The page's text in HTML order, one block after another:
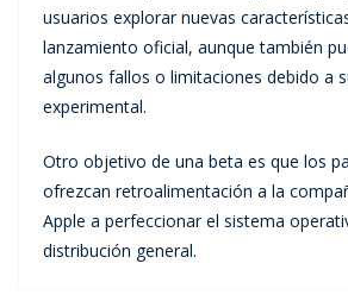
usuarios explorar nuevas
lanzamiento oficial, aunque también
algunos fallos o limitaciones debido a
experimental.
Otro objetivo de una beta es que los
ofrezcan retroalimentación a la
Apple a perfeccionar el sistema
distribución general.